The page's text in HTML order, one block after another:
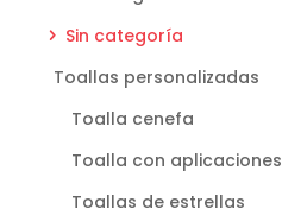
Sin categoría
Toallas personalizadas
Toalla cenefa
Toalla con aplicaciones
Toallas de estrellas